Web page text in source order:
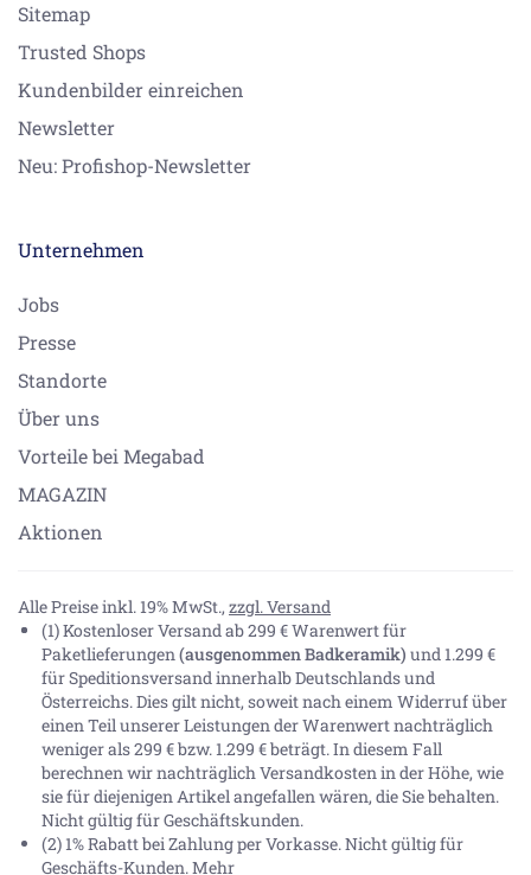
Sitemap
Trusted Shops
Kundenbilder einreichen
Newsletter
Neu: Profishop-Newsletter
Unternehmen
Jobs
Presse
Standorte
Über uns
Vorteile bei Megabad
MAGAZIN
Aktionen
Alle Preise inkl. 19% MwSt., zzgl. Versand
(1) Kostenloser Versand ab 299 € Warenwert für
Paketlieferungen(ausgenommen Badkeramik) und 1.299 €
für Speditionsversand innerhalb Deutschlands und
Österreichs. Dies gilt nicht, soweit nach einem Widerruf über
einen Teil unserer Leistungen der Warenwert nachträglich
weniger als 299 € bzw. 1.299 € beträgt. In diesem Fall
berechnen wir nachträglich Versandkosten in der Höhe, wie
sie für diejenigen Artikel angefallen wären, die Sie behalten.
Nicht gültig für Geschäftskunden.
(2) 1% Rabatt bei Zahlung per Vorkasse. Nicht gültig für
Geschäfts-Kunden.Mehr